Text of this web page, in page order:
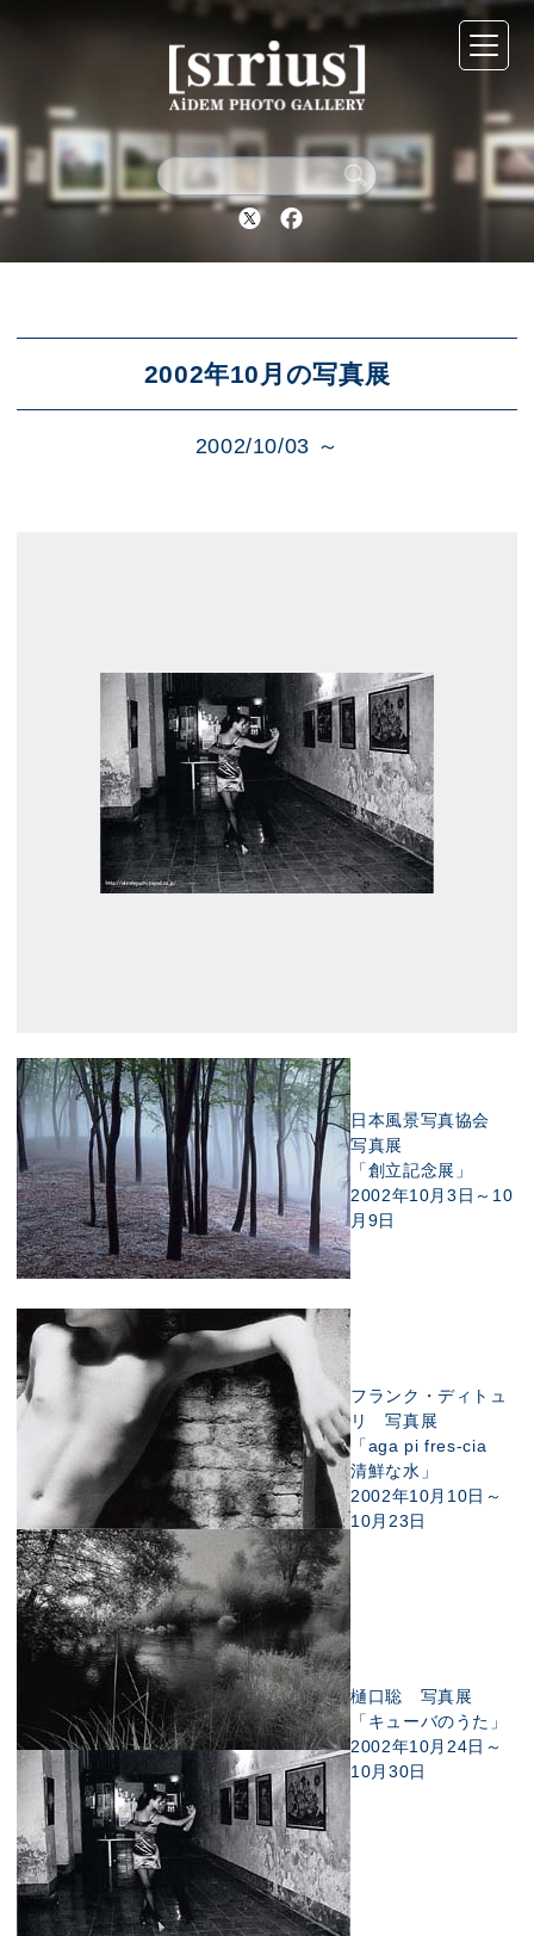
Twitter Facebook
2002年10月の写真展
2002/10/03 ～
日本風景写真協会
写真展
「創立記念展」
2002年10月3日～10
月9日
フランク・ディトュ
リ 写真展
「aga pi fres-cia
清鮮な水」
2002年10月10日～
10月23日
樋口聡 写真展
「キューバのうた」
2002年10月24日～
10月30日
シリウスについて
展示スケジュール